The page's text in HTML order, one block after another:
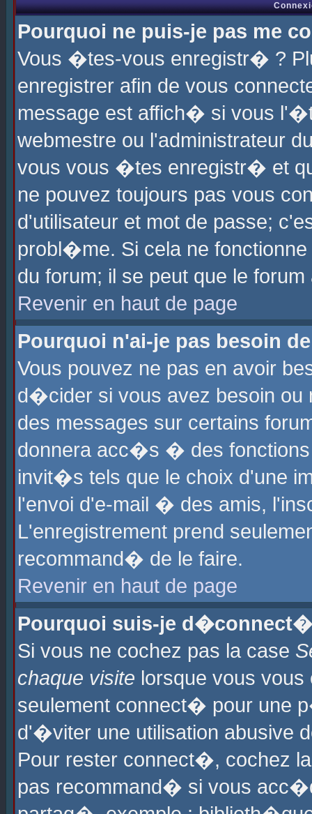
Pourquoi ne puis-je pas me
Vous �tes-vous enregistr� ?
enregistrer afin de vous
message est affich� si vous
webmestre ou l'administrateur
vous vous �tes enregistr� et
ne pouvez toujours pas vous
d'utilisateur et mot de passe;
probl�me. Si cela ne
du forum; il se peut que le
Revenir en haut de page
Pourquoi n'ai-je pas besoin
Vous pouvez ne pas en avoir
d�cider si vous avez besoin ou
des messages sur certains
donnera acc�s � des fonctions
invit�s tels que le choix d'une
l'envoi d'e-mail � des amis,
L'enregistrement prend
recommand� de le faire.
Revenir en haut de page
Pourquoi suis-je
Si vous ne cochez pas la case
chaque visite lorsque vous
seulement connect� pour une
d'�viter une utilisation abusive
Pour rester connect�, cochez
pas recommand� si vous